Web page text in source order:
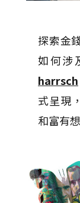
探索金
如何涉
harrsch
式呈現
和富有